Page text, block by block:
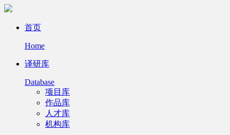
首页
Home
译研库
Database
项目库
作品库
人才库
机构库